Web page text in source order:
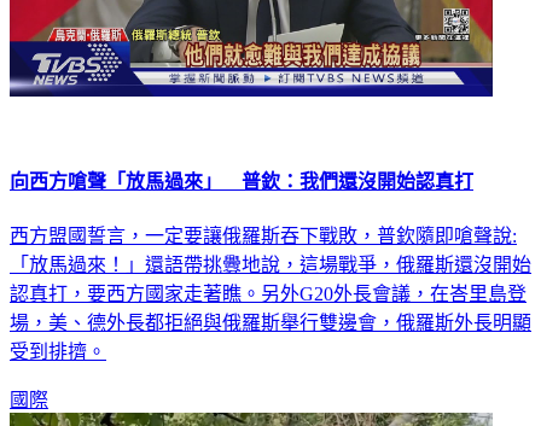
向西方嗆聲「放馬過來」 普欽：我們還沒開始認真打
西方盟國誓言，一定要讓俄羅斯吞下戰敗，普欽隨即嗆聲說:
「放馬過來！」還語帶挑釁地說，這場戰爭，俄羅斯還沒開始
認真打，要西方國家走著瞧。另外G20外長會議，在峇里島登
場，美、德外長都拒絕與俄羅斯舉行雙邊會，俄羅斯外長明顯
受到排擠。
國際